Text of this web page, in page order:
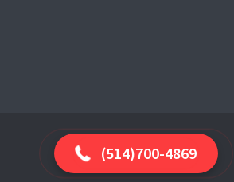
(514)700-4869